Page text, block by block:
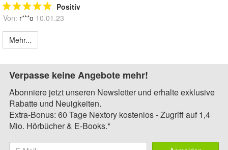
Positiv
Von: r***o 10.01.23
Mehr...
Verpasse keine Angebote mehr!
Abonniere jetzt unseren Newsletter und erhalte exklusive
Rabatte und Neuigkeiten.
Extra-Bonus: 60 Tage Nextory kostenlos - Zugriff auf 1,4
Mio. Hörbücher & E-Books.*